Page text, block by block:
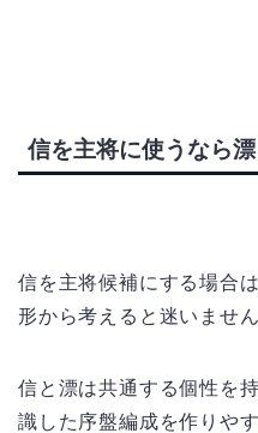
信を主将に使うなら
信を主将候補にする場合
形から考えると迷いません
信と漂は共通する個性を
識した序盤編成を作りや